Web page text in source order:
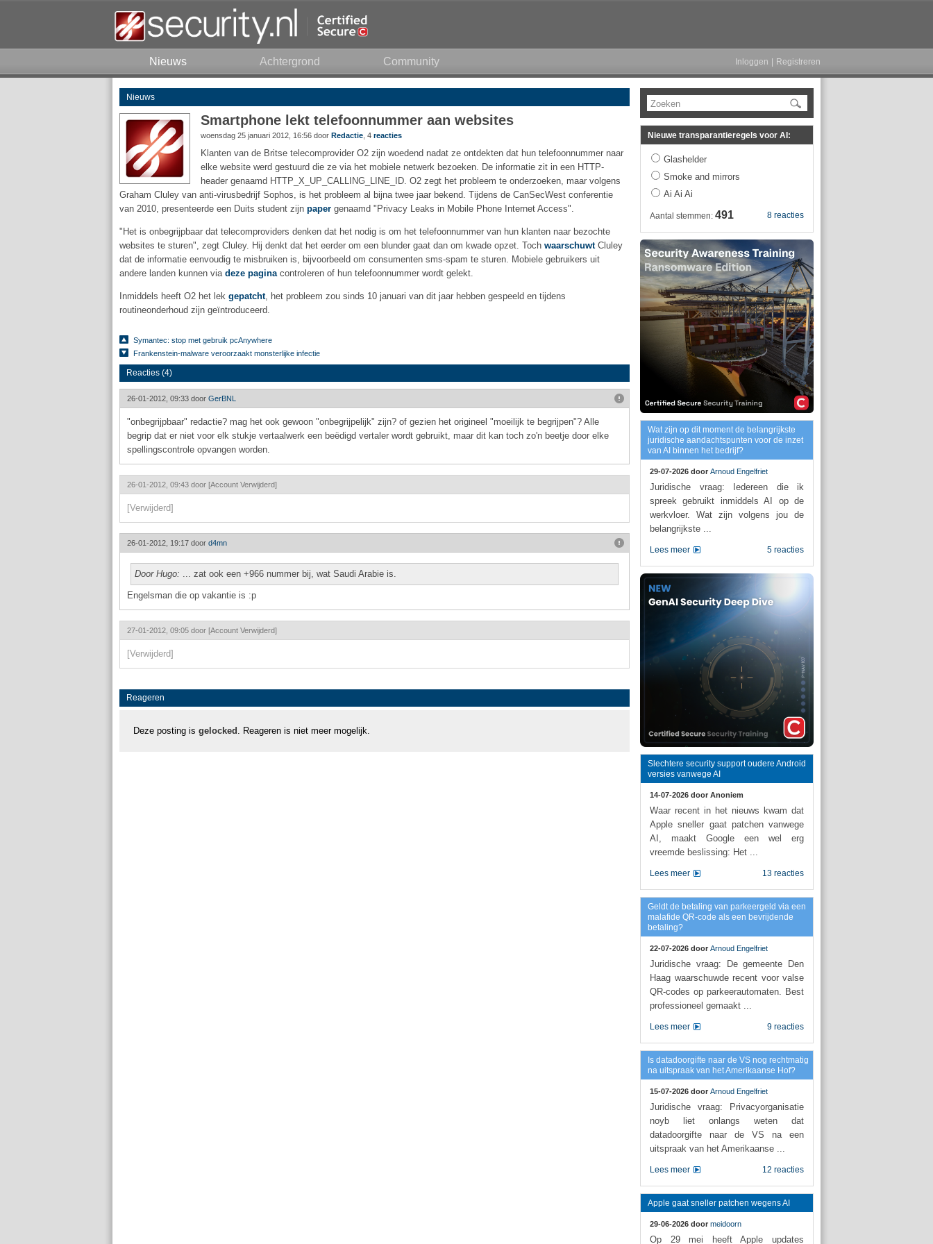
Nieuws Achtergrond Community Inloggen Registreren
Nieuws
Smartphone lekt telefoonnummer aan websites
woensdag 25 januari 2012, 16:56 door Redactie , 4 reacties
Klanten van de Britse telecomprovider O2 zijn woedend nadat ze ontdekten dat hun telefoonnummer naar
elke website werd gestuurd die ze via het mobiele netwerk bezoeken. De informatie zit in een HTTP-
header genaamd HTTP_X_UP_CALLING_LINE_ID. O2 zegt het probleem te onderzoeken, maar volgens
Graham Cluley van anti-virusbedrijf Sophos, is het probleem al bijna twee jaar bekend. Tijdens de CanSecWest conferentie
van 2010, presenteerde een Duits student zijn paper genaamd "Privacy Leaks in Mobile Phone Internet Access".
"Het is onbegrijpbaar dat telecomproviders denken dat het nodig is om het telefoonnummer van hun klanten naar bezochte
websites te sturen", zegt Cluley. Hij denkt dat het eerder om een blunder gaat dan om kwade opzet. Toch waarschuwtCluley
dat de informatie eenvoudig te misbruiken is, bijvoorbeeld om consumenten sms-spam te sturen. Mobiele gebruikers uit
andere landen kunnen via deze paginacontroleren of hun telefoonnummer wordt gelekt.
Inmiddels heeft O2 het lek gepatcht, het probleem zou sinds 10 januari van dit jaar hebben gespeeld en tijdens
routineonderhoud zijn geïntroduceerd.
Symantec: stop met gebruik pcAnywhere
Frankenstein-malware veroorzaakt monsterlijke infectie
Reacties (4)
26-01-2012, 09:33 door GerBNL
"onbegrijpbaar" redactie? mag het ook gewoon "onbegrijpelijk" zijn? of gezien het origineel "moeilijk te begrijpen"? Alle
begrip dat er niet voor elk stukje vertaalwerk een beëdigd vertaler wordt gebruikt, maar dit kan toch zo'n beetje door elke
spellingscontrole opvangen worden.
26-01-2012, 09:43 door [Account Verwijderd]
[Verwijderd]
26-01-2012, 19:17 door d4mn
Door Hugo: ... zat ook een +966 nummer bij, wat Saudi Arabie is.
Engelsman die op vakantie is :p
27-01-2012, 09:05 door [Account Verwijderd]
[Verwijderd]
Reageren
Deze posting is gelocked . Reageren is niet meer mogelijk.
Zoeken
Nieuwe transparantieregels voor AI:
Glashelder
Smoke and mirrors
Ai Ai Ai
8 reacties
Aantal stemmen: 491
Wat zijn op dit moment de belangrijkste
juridische aandachtspunten voor de inzet
van AI binnen het bedrijf?
29-07-2026 door Arnoud Engelfriet
Juridische vraag: Iedereen die ik
spreek gebruikt inmiddels AI op de
werkvloer. Wat zijn volgens jou de
belangrijkste ...
5 reacties
Lees meer
Slechtere security support oudere Android
versies vanwege AI
14-07-2026 door Anoniem
Waar recent in het nieuws kwam dat
Apple sneller gaat patchen vanwege
AI, maakt Google een wel erg
vreemde beslissing: Het ...
13 reacties
Lees meer
Geldt de betaling van parkeergeld via een
malafide QR-code als een bevrijdende
betaling?
22-07-2026 door Arnoud Engelfriet
Juridische vraag: De gemeente Den
Haag waarschuwde recent voor valse
QR-codes op parkeerautomaten. Best
professioneel gemaakt ...
9 reacties
Lees meer
Is datadoorgifte naar de VS nog rechtmatig
na uitspraak van het Amerikaanse Hof?
15-07-2026 door Arnoud Engelfriet
Juridische vraag: Privacyorganisatie
noyb liet onlangs weten dat
datadoorgifte naar de VS na een
uitspraak van het Amerikaanse ...
12 reacties
Lees meer
Apple gaat sneller patchen wegens AI
29-06-2026 door meidoorn
Op 29 mei heeft Apple updates